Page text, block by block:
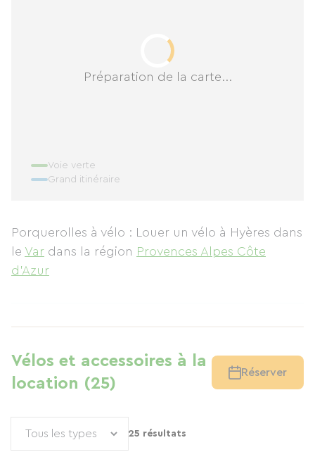
Préparation de la carte...
Voie verte
Grand itinéraire
Porquerolles à vélo : Louer un vélo à Hyères dans
le Var dans la région Provences Alpes Côte
d'Azur
Vélos et accessoires à la
location (25)
Réserver
25 résultats